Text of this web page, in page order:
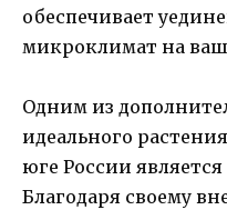
обеспечивает
микроклимат на
Одним из
идеального
юге России
Благодаря своему